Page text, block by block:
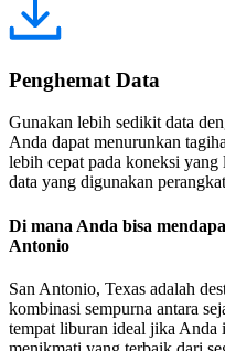
Penghemat Data
Gunakan lebih sedikit data
Anda dapat menurunkan
lebih cepat pada koneksi
data yang digunakan
Di mana Anda bisa
Antonio
San Antonio, Texas adalah
kombinasi sempurna antara
tempat liburan ideal jika Anda